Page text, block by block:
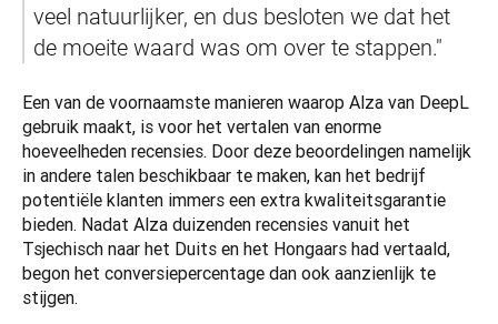
veel natuurlijker, en dus besloten we dat het
de moeite waard was om over te stappen."
Een van de voornaamste manieren waarop Alza van DeepL
gebruik maakt, is voor het vertalen van enorme
hoeveelheden recensies. Door deze beoordelingen namelijk
in andere talen beschikbaar te maken, kan het bedrijf
potentiële klanten immers een extra kwaliteitsgarantie
bieden. Nadat Alza duizenden recensies vanuit het
Tsjechisch naar het Duits en het Hongaars had vertaald,
begon het conversiepercentage dan ook aanzienlijk te
stijgen.